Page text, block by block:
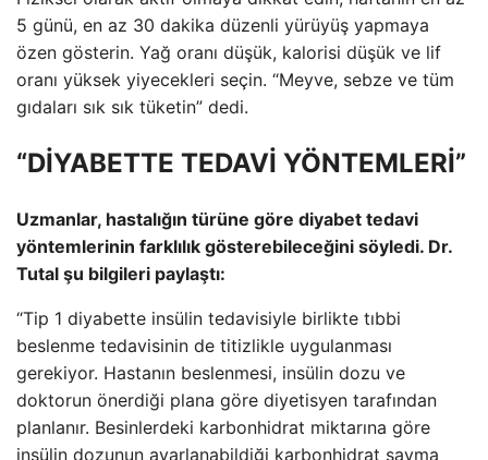
5 günü, en az 30 dakika düzenli yürüyüş yapmaya
özen gösterin. Yağ oranı düşük, kalorisi düşük ve lif
oranı yüksek yiyecekleri seçin. “Meyve, sebze ve tüm
gıdaları sık sık tüketin” dedi.
“DİYABETTE TEDAVİ YÖNTEMLERİ”
Uzmanlar, hastalığın türüne göre diyabet tedavi
yöntemlerinin farklılık gösterebileceğini söyledi. Dr.
Tutal şu ​​bilgileri paylaştı:
“Tip 1 diyabette insülin tedavisiyle birlikte tıbbi
beslenme tedavisinin de titizlikle uygulanması
gerekiyor. Hastanın beslenmesi, insülin dozu ve
doktorun önerdiği plana göre diyetisyen tarafından
planlanır. Besinlerdeki karbonhidrat miktarına göre
insülin dozunun ayarlanabildiği karbonhidrat sayma